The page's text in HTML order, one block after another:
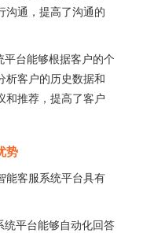
沟通，提高了沟通的
台能够根据客户的个
析客户的历史数据和
和推荐，提高了客户
势
客服系统平台具有
平台能够自动化回答